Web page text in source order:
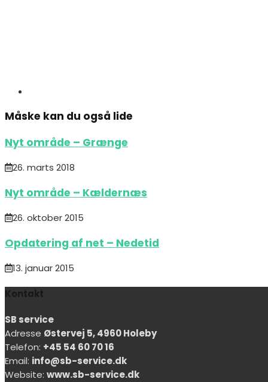
Måske kan du også lide
Nyt område – Grænge
26. marts 2018
Nyt område – Kældernæs
26. oktober 2015
Opdatering af net – Nedetid
13. januar 2015
Kontakt
SB service
Adresse Østervej 5, 4960 Holeby
Telefon: +45 54 60 70 16
Email: info@sb-service.dk
Website: www.sb-service.dk